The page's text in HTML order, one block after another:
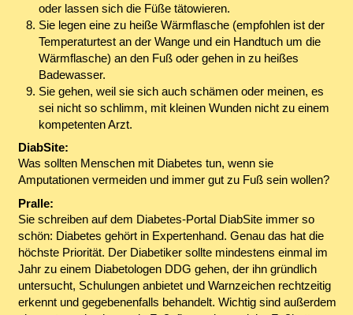
oder lassen sich die Füße tätowieren.
Sie legen eine zu heiße Wärmflasche (empfohlen ist der
Temperaturtest an der Wange und ein Handtuch um die
Wärmflasche) an den Fuß oder gehen in zu heißes
Badewasser.
Sie gehen, weil sie sich auch schämen oder meinen, es
sei nicht so schlimm, mit kleinen Wunden nicht zu einem
kompetenten Arzt.
DiabSite:
Was sollten Menschen mit Diabetes tun, wenn sie
Amputationen vermeiden und immer gut zu Fuß sein wollen?
Pralle:
Sie schreiben auf dem Diabetes-Portal DiabSite immer so
schön: Diabetes gehört in Expertenhand. Genau das hat die
höchste Priorität. Der Diabetiker sollte mindestens einmal im
Jahr zu einem Diabetologen DDG gehen, der ihn gründlich
untersucht, Schulungen anbietet und Warnzeichen rechtzeitig
erkennt und gegebenenfalls behandelt. Wichtig sind außerdem